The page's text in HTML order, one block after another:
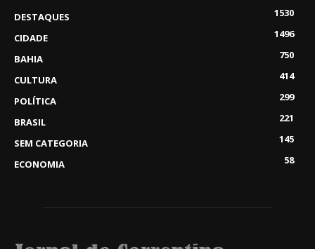
DESTAQUES
1530
CIDADE
1496
BAHIA
750
CULTURA
414
POLÍTICA
299
BRASIL
221
SEM CATEGORIA
145
ECONOMIA
58